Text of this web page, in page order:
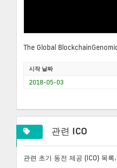
The Global
시작 날짜
2018-05-03
관련 ICO
관련 초기 동전 제공 (ICO) 목